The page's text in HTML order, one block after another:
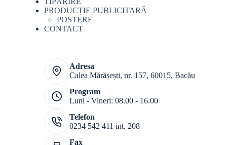
PRODUCȚIE PUBLICITARĂ
POSTERE
CONTACT
Adresa
Calea Mărășești, nr. 157, 60015, Bacău
Program
Luni - Vineri: 08.00 - 16.00
Telefon
0234 542 411 int. 208
Fax